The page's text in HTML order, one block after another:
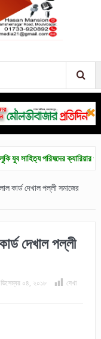
পরিষদের ক্যারিয়ার
কার্ড দেখাল পল্লী সমাজের
দেখাল পল্লী
ডিসেম্বর ০৪, ২০১৮
দেখা